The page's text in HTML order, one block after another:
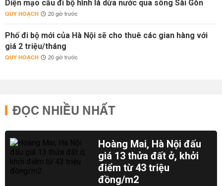
Diện mạo cầu đi bộ hình lá dừa nước qua sông Sài Gòn
QUY HOẠCH 20 giờ trước
Phố đi bộ mới của Hà Nội sẽ cho thuê các gian hàng với
giá 2 triệu/tháng
QUY HOẠCH 20 giờ trước
ĐỌC NHIỀU NHẤT
Hoàng Mai, Hà Nội đấu
giá 13 thửa đất ở, khởi
điểm từ 43 triệu
đồng/m2